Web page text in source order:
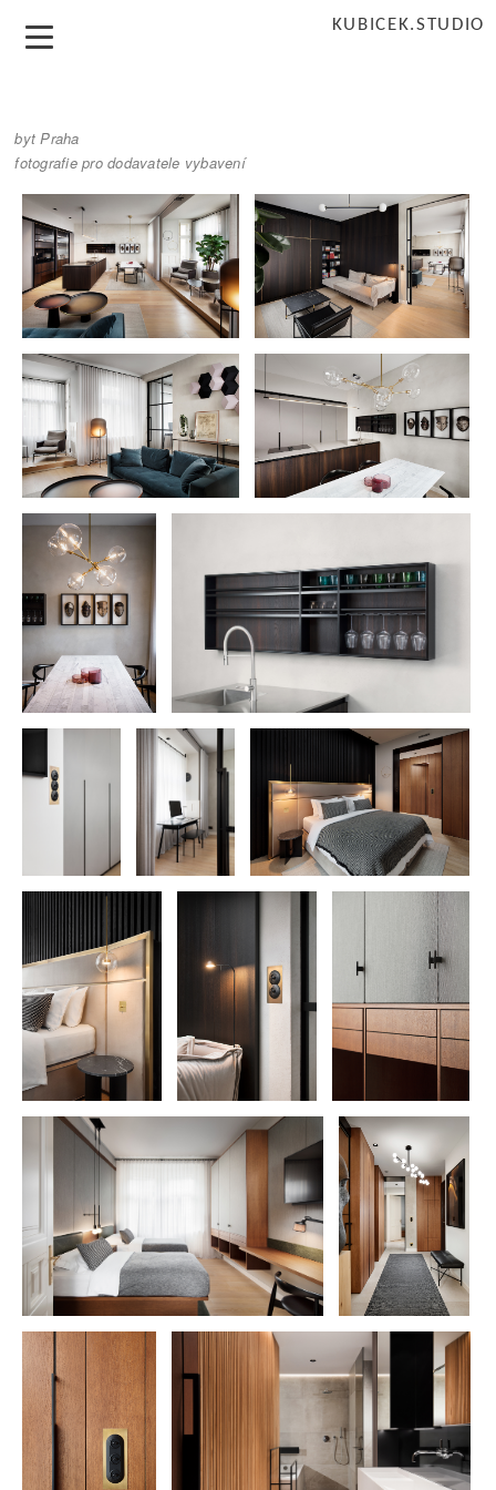
KUBICEK.STUDIO
byt Praha
fotografie pro dodavatele vybavení